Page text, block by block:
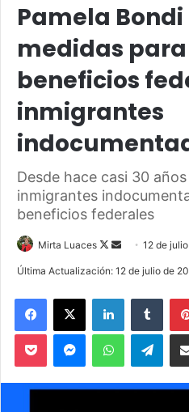
Pamela
medidas
beneficios
inmigrantes
Desde hace casi 30
inmigrantes
beneficios federales
Mirta Luaces
F
l
o
n
d
m
12 de
Última Actualización: 12 de julio de
Telegram